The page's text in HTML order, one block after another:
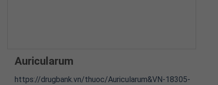
Auricularum
https://drugbank.vn/thuoc/Auricularum&VN-18305-